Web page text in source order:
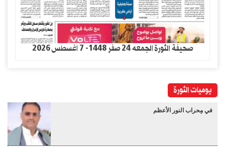
صحيفة الثورة الجمعه 24 صفر 1448- 7 اغسطس 2026
يوميات الثورة
في مِحراب النور الأعظم